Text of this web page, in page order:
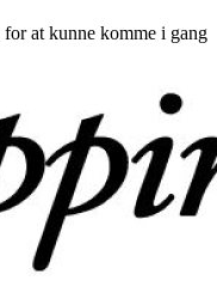
at kunne komme i gang